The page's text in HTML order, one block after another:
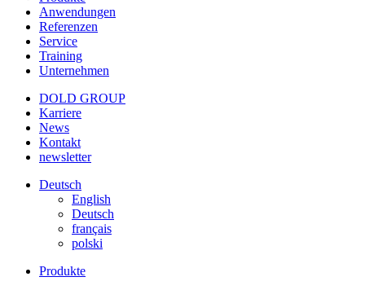
Anwendungen
Referenzen
Service
Training
Unternehmen
DOLD GROUP
Karriere
News
Kontakt
newsletter
Deutsch
English
Deutsch
français
polski
Produkte